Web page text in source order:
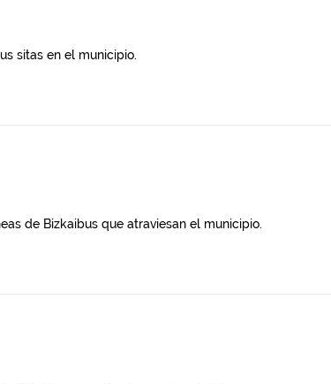
sitas en el municipio.
de Bizkaibus que atraviesan el municipio.